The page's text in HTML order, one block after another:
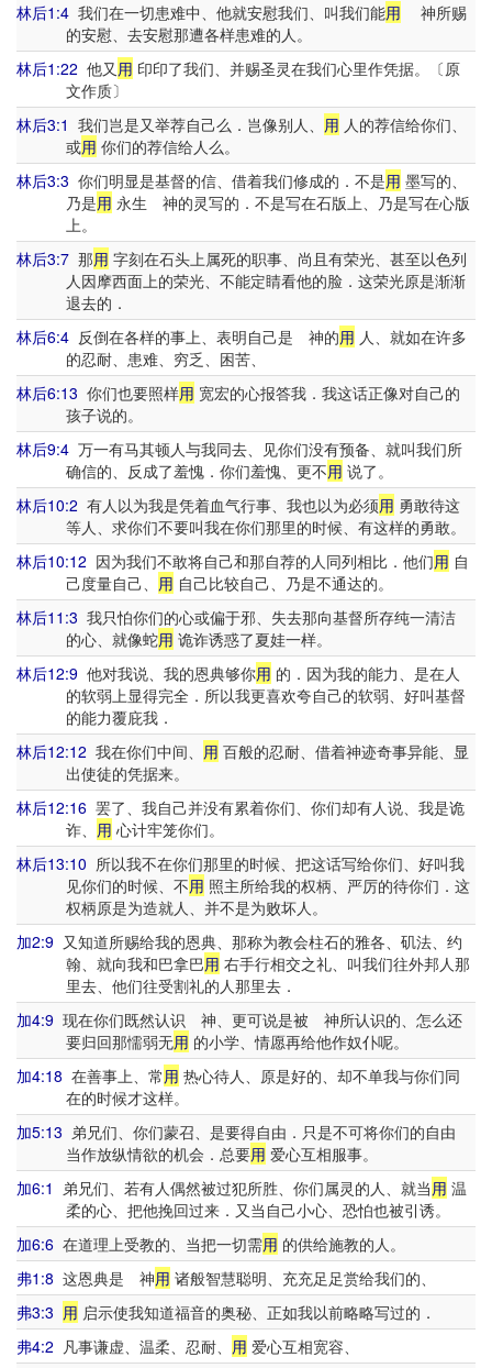
林后1:4 我们在一切患难中、他就安慰我们、叫我们能用 神所赐
的安慰、去安慰那遭各样患难的人。
林后1:22 他又用 印印了我们、并赐圣灵在我们心里作凭据。〔原
文作质〕
林后3:1 我们岂是又举荐自己么．岂像别人、 用 人的荐信给你们、
或用 你们的荐信给人么。
林后3:3 你们明显是基督的信、借着我们修成的．不是用 墨写的、
乃是用 永生 神的灵写的．不是写在石版上、乃是写在心版
上。
林后3:7 那用 字刻在石头上属死的职事、尚且有荣光、甚至以色列
人因摩西面上的荣光、不能定睛看他的脸．这荣光原是渐渐
退去的．
林后6:4 反倒在各样的事上、表明自己是 神的用 人、就如在许多
的忍耐、患难、穷乏、困苦、
林后6:13 你们也要照样用 宽宏的心报答我．我这话正像对自己的
孩子说的。
林后9:4 万一有马其顿人与我同去、见你们没有预备、就叫我们所
确信的、反成了羞愧．你们羞愧、更不用 说了。
林后10:2 有人以为我是凭着血气行事、我也以为必须用 勇敢待这
等人、求你们不要叫我在你们那里的时候、有这样的勇敢。
林后10:12 因为我们不敢将自己和那自荐的人同列相比．他们用 自
己度量自己、 用 自己比较自己、乃是不通达的。
林后11:3 我只怕你们的心或偏于邪、失去那向基督所存纯一清洁
的心、就像蛇用 诡诈诱惑了夏娃一样。
林后12:9 他对我说、我的恩典够你用 的．因为我的能力、是在人
的软弱上显得完全．所以我更喜欢夸自己的软弱、好叫基督
的能力覆庇我．
林后12:12 我在你们中间、 用 百般的忍耐、借着神迹奇事异能、显
出使徒的凭据来。
林后12:16 罢了、我自己并没有累着你们、你们却有人说、我是诡
诈、 用 心计牢笼你们。
林后13:10 所以我不在你们那里的时候、把这话写给你们、好叫我
见你们的时候、不用 照主所给我的权柄、严厉的待你们．这
权柄原是为造就人、并不是为败坏人。
加2:9 又知道所赐给我的恩典、那称为教会柱石的雅各、矶法、约
翰、就向我和巴拿巴用 右手行相交之礼、叫我们往外邦人那
里去、他们往受割礼的人那里去．
加4:9 现在你们既然认识 神、更可说是被 神所认识的、怎么还
要归回那懦弱无用 的小学、情愿再给他作奴仆呢。
加4:18 在善事上、常用 热心待人、原是好的、却不单我与你们同
在的时候才这样。
加5:13 弟兄们、你们蒙召、是要得自由．只是不可将你们的自由
当作放纵情欲的机会．总要用 爱心互相服事。
加6:1 弟兄们、若有人偶然被过犯所胜、你们属灵的人、就当用 温
柔的心、把他挽回过来．又当自己小心、恐怕也被引诱。
加6:6 在道理上受教的、当把一切需用 的供给施教的人。
弗1:8 这恩典是 神用 诸般智慧聪明、充充足足赏给我们的、
弗3:3 用 启示使我知道福音的奥秘、正如我以前略略写过的．
弗4:2 凡事谦虚、温柔、忍耐、 用 爱心互相宽容、